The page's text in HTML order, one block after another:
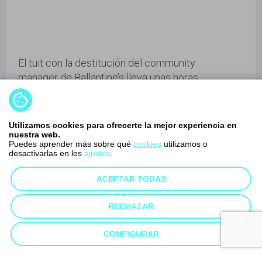
El tuit con la destitución del community
manager de Ballantine’s lleva unas horas
colgado en el canal…
LEER MÁS
La gamificación y el marketing
online, un “juego” en el que
todos ganan
Utilizamos cookies para ofrecerte la mejor experiencia en
nuestra web.
Puedes aprender más sobre qué cookies utilizamos o
desactivarlas en los ajustes
ACEPTAR TODAS
RECHAZAR
CONFIGURAR